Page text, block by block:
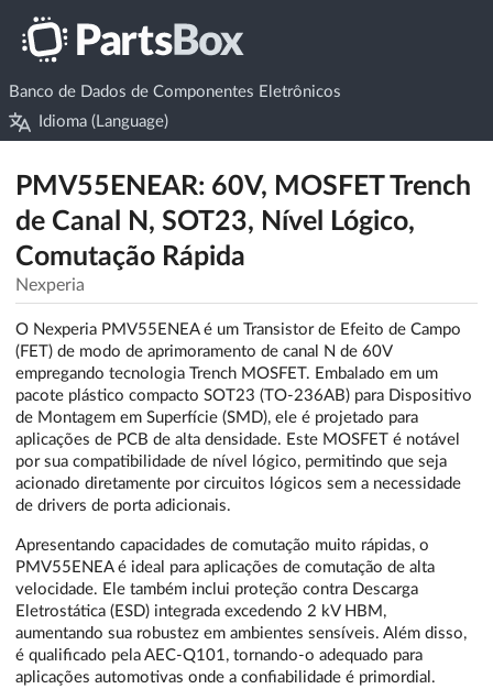
Banco de Dados de Componentes Eletrônicos
Idioma (Language)
PMV55ENEAR: 60V, MOSFET Trench
de Canal N, SOT23, Nível Lógico,
Comutação Rápida
Nexperia
O Nexperia PMV55ENEA é um Transistor de Efeito de Campo
(FET) de modo de aprimoramento de canal N de 60V
empregando tecnologia Trench MOSFET. Embalado em um
pacote plástico compacto SOT23 (TO-236AB) para Dispositivo
de Montagem em Superfície (SMD), ele é projetado para
aplicações de PCB de alta densidade. Este MOSFET é notável
por sua compatibilidade de nível lógico, permitindo que seja
acionado diretamente por circuitos lógicos sem a necessidade
de drivers de porta adicionais.
Apresentando capacidades de comutação muito rápidas, o
PMV55ENEA é ideal para aplicações de comutação de alta
velocidade. Ele também inclui proteção contra Descarga
Eletrostática (ESD) integrada excedendo 2 kV HBM,
aumentando sua robustez em ambientes sensíveis. Além disso,
é qualificado pela AEC-Q101, tornando-o adequado para
aplicações automotivas onde a confiabilidade é primordial.